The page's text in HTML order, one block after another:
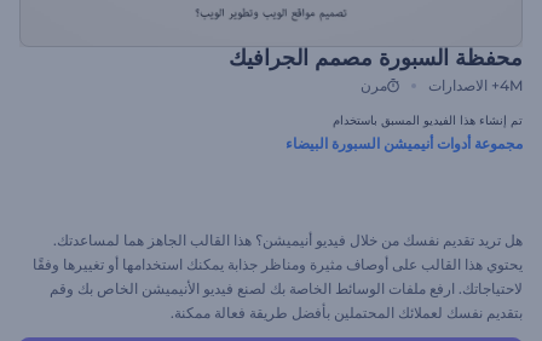
محفظة السبورة مصمم الجرافيك
4M+ الاصدارات مرن
تم إنشاء هذا الفيديو المسبق باستخدام
مجموعة أدوات أنيميشن السبورة البيضاء
هل تريد تقديم نفسك من خلال فيديو أنيميشن؟ هذا القالب الجاهز هما لمساعدتك.
يحتوي هذا القالب على أوصاف مثيرة ومناظر جذابة يمكنك استخدامها أو تغييرها وفقًا
لاحتياجاتك. ارفع ملفات الوسائط الخاصة بك لصنع فيديو الأنيميشن الخاص بك وقم
بتقديم نفسك لعملائك المحتملين بأفضل طريقة فعالة ممكنة.